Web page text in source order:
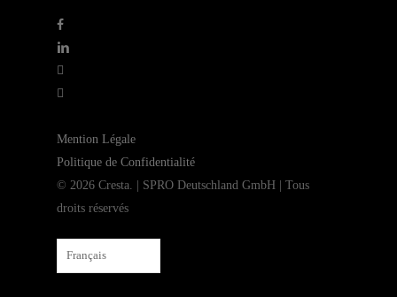
facebook
linkedin
youtube
instagram
Mention Légale
Politique de Confidentialité
© 2026 Cresta. | SPRO Deutschland GmbH | Tous
droits réservés
Français